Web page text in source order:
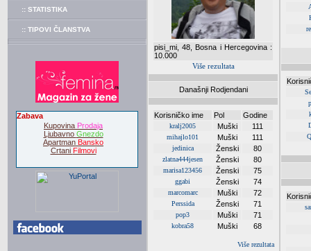
:: STATISTIKA
:: TIPOVI ČLANSTVA
Zabava
Kupovina Prodaja
Ljubavno Gnezdo
Apartman Bansko
Crtani Filmovi
pisi_mi, 48, Bosna i Hercegovina :
10.000
Više rezultata
Današnji Rodjendani
Korisničko ime Pol Godine
kralj2005 Muški 111
mihajlo101 Muški 111
jedinica Ženski 80
zlatna444jesen Ženski 80
marisa123456 Ženski 75
ggabi Ženski 74
marcomarc Muški 72
Perssida Ženski 71
pop3 Muški 71
kobra58 Muški 68
Više rezultata